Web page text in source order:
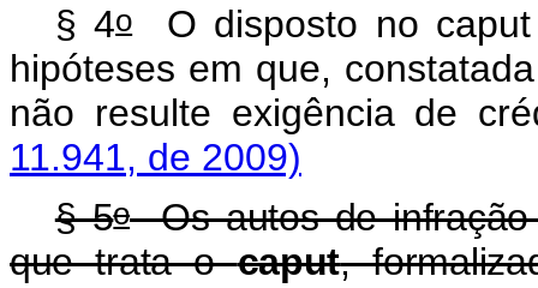
§ 4oO disposto no caput
hipóteses em que,
não resulte exigência de
11.941, de 2009)
§ 5oOs autos de infração
que trata ocaput,